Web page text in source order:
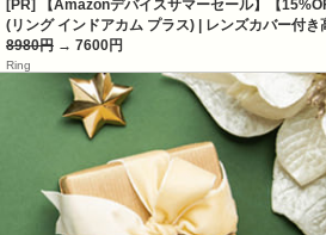
[PR] 【Amazonデバイスサマーセール】【
(リング インドアカム プラス) | レンズカバー付
8980円 → 7600円
Ring